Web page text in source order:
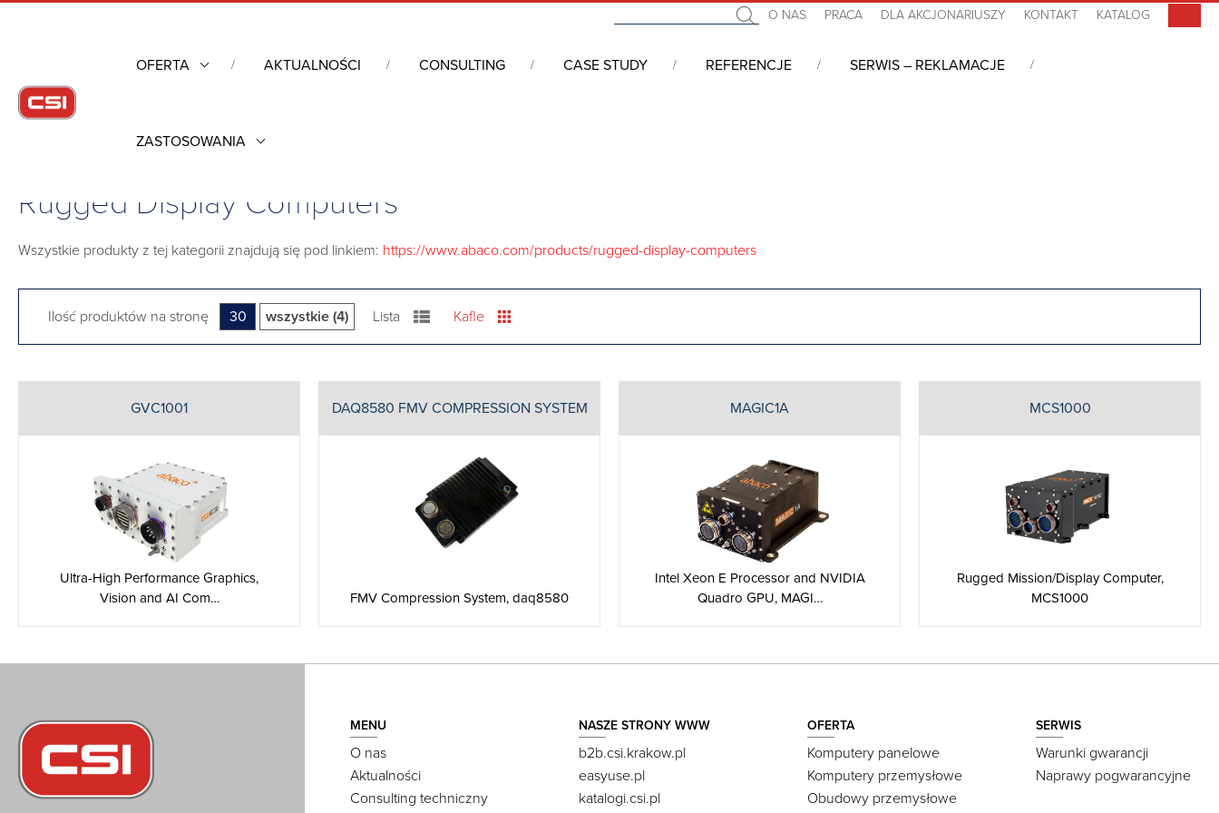
O NAS PRACA DLA AKCJONARIUSZY KONTAKT KATALOG
OFERTA AKTUALNOŚCI CONSULTING CASE STUDY REFERENCJE SERWIS – REKLAMACJE
ZASTOSOWANIA
Komputery Rugged /
Rugged Display Computers
Wszystkie produkty z tej kategorii znajdują się pod linkiem: https://www.abaco.com/products/rugged-display-computers
Ilość produktów na stronę 30 wszystkie (4) Lista Kafle
GVC1001
Ultra-High Performance Graphics,
Vision and AI Com…
DAQ8580 FMV COMPRESSION SYSTEM
FMV Compression System, daq8580
MAGIC1A
Intel Xeon E Processor and NVIDIA
Quadro GPU, MAGI…
MCS1000
Rugged Mission/Display Computer,
MCS1000
MENU
O nas
Aktualności
Consulting techniczny
NASZE STRONY WWW
b2b.csi.krakow.pl
easyuse.pl
katalogi.csi.pl
OFERTA
Komputery panelowe
Komputery przemysłowe
Obudowy przemysłowe
SERWIS
Warunki gwarancji
Naprawy pogwarancyjne